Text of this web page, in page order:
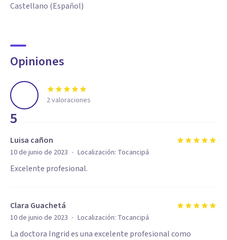
Castellano (Español)
Opiniones
5
2valoraciones
Luisa cañon
10 de junio de 2023 · Localización: Tocancipá
Excelente profesional.
Clara Guachetá
10 de junio de 2023 · Localización: Tocancipá
La doctora Ingrid es una excelente profesional como